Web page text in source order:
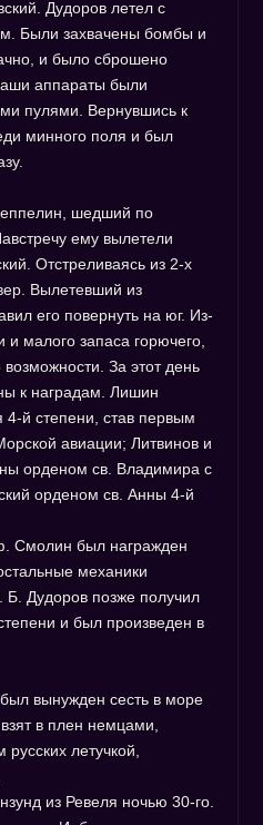
Дудоров летел с
Были захвачены бомбы и
и было сброшено
аппараты были
пулями. Вернувшись к
минного поля и был
шедший по
ему вылетели
Отстреливаясь из 2-х
Вылетевший из
его повернуть на юг. Из-
и малого запаса горючего,
За этот день
к наградам. Лишин
4-й степени, став первым
авиации; Литвинов и
орденом св. Владимира с
орденом св. Анны 4-й
Смолин был награжден
механики
Дудоров позже получил
и был произведен в
вынужден сесть в море
в плен немцами,
летучкой,
из Ревеля ночью 30-го.